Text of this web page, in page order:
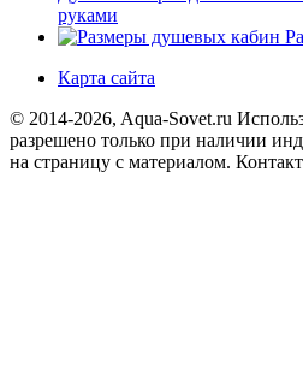
руками
Карта сайта
© 2014-2026, Aqua-Sovet.ru
разрешено только при наличии
на страницу с материалом.